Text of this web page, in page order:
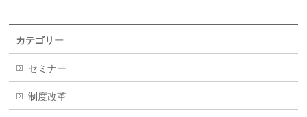
カテゴリー
セミナー
制度改革